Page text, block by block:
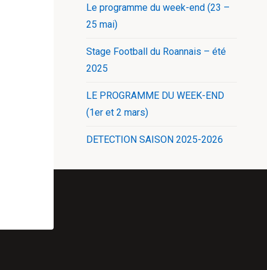
Le programme du week-end (23 –
25 mai)
Stage Football du Roannais – été
2025
LE PROGRAMME DU WEEK-END
(1er et 2 mars)
DETECTION SAISON 2025-2026